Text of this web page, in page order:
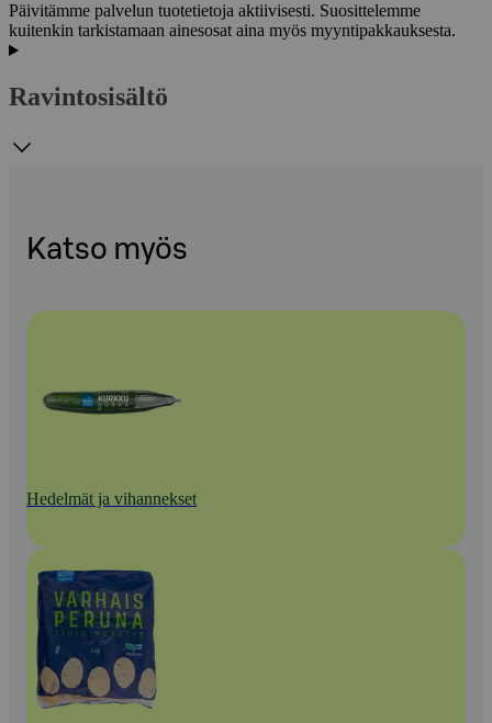
Päivitämme palvelun tuotetietoja aktiivisesti. Suosittelemme
kuitenkin tarkistamaan ainesosat aina myös myyntipakkauksesta.
Ravintosisältö
Katso myös
Hedelmät ja vihannekset